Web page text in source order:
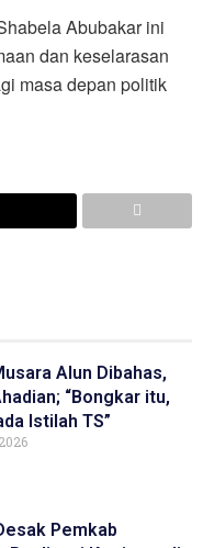
Abubakar ini
dan keselarasan
masa depan politik
Alun Dibahas,
“Bongkar itu,
Istilah TS”
Pemkab